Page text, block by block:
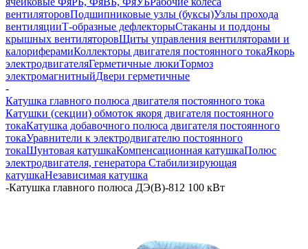
вентиляторовПодшипниковые узлы (буксы)Узлы прохода
вентиляцииТ-образные дефлекторыСтаканы и поддоны
крышных вентиляторовЩиты управления вентиляторами и
калориферамиКоллекторы двигателя постоянного токаЯкорь
электродвигателяГерметичные люкиТормоз
электромагнитныйДвери герметичные
-
Катушка главного полюса двигателя постоянного тока
Катушки (секции) обмоток якоря двигателя постоянного
токаКатушка добавочного полюса двигателя постоянного
токаУравнители к электродвигателю постоянного
токаШунтовая катушкаКомпенсационная катушкаПолюс
электродвигателя, генератора Стабилизирующая
катушкаНезависимая катушка
-Катушка главного полюса ДЭ(В)-812 100 кВт